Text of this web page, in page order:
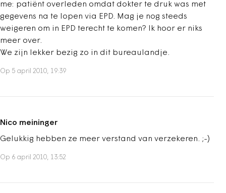
me: patiënt overleden omdat dokter te druk was met
gegevens na te lopen via EPD. Mag je nog steeds
weigeren om in EPD terecht te komen? Ik hoor er niks
meer over.
We zijn lekker bezig zo in dit bureaulandje.
Op 5 april 2010, 19:39
Nico meininger
Gelukkig hebben ze meer verstand van verzekeren. ;-)
Op 6 april 2010, 13:52